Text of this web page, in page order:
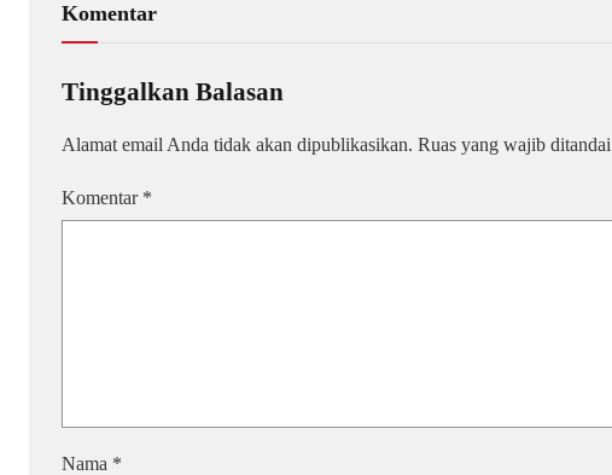
Komentar
Tinggalkan Balasan
Alamat email Anda tidak akan dipublikasikan. Ruas yang wajib ditandai
Komentar *
Nama *